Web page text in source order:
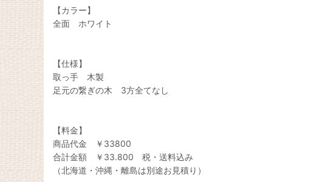
【カラー】
全面 ホワイト
【仕様】
取っ手 木製
足元の繋ぎの木 3方全てなし
【料金】
商品代金 ￥33800
合計金額 ￥33.800 税・送料込み
（北海道・沖縄・離島は別途お見積り）